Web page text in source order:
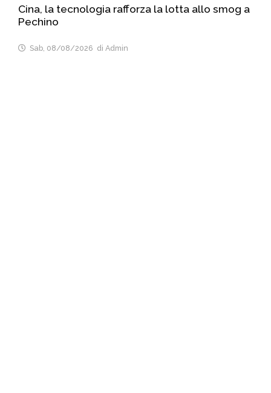
Cina, la tecnologia rafforza la lotta allo smog a
Pechino
Sab, 08/08/2026 di Admin